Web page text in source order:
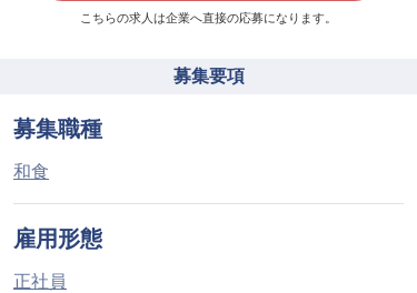
こちらの求人は企業へ直接の応募になります。
募集要項
募集職種
和食
雇用形態
正社員